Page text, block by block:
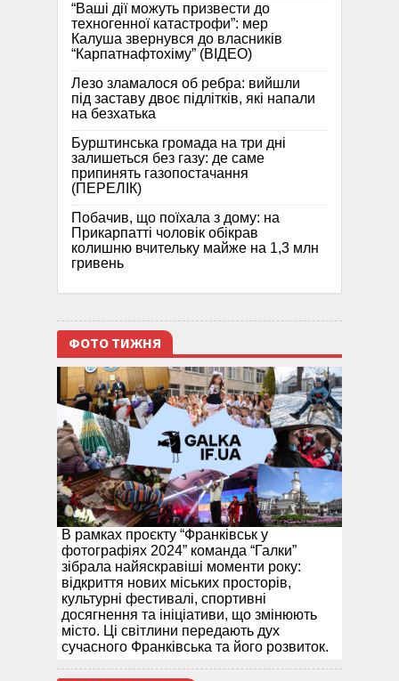
“Ваші дії можуть призвести до
техногенної катастрофи”: мер
Калуша звернувся до власників
“Карпатнафтохіму” (ВІДЕО)
Лезо зламалося об ребра: вийшли
під заставу двоє підлітків, які напали
на безхатька
Бурштинська громада на три дні
залишеться без газу: де саме
припинять газопостачання
(ПЕРЕЛІК)
Побачив, що поїхала з дому: на
Прикарпатті чоловік обікрав
колишню вчительку майже на 1,3 млн
гривень
ФОТО ТИЖНЯ
В рамках проєкту “Франківськ у
фотографіях 2024” команда “Галки”
зібрала найяскравіші моменти року:
відкриття нових міських просторів,
культурні фестивалі, спортивні
досягнення та ініціативи, що змінюють
місто. Ці світлини передають дух
сучасного Франківська та його розвиток.